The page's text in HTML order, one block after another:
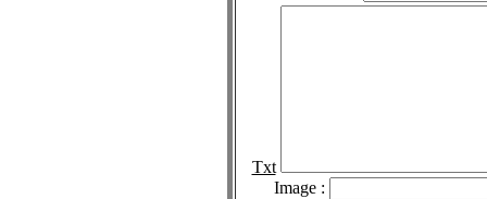
Txt
Image :